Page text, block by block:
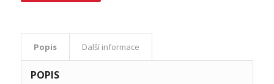
Popis Další informace
POPIS